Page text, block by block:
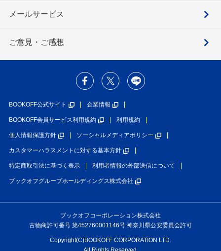
メールサービス
ご意見・ご感想
BOOKOFF公式サイト 企業情報
BOOKOFF会員サービス利用規約 利用規約
個人情報保護方針 ソーシャルメディアポリシー
カスタマーハラスメントに対する基本方針
特定商取引法に基づく表示 利用者情報の外部送信について
ブックオフグループホールディングス株式会社
ブックオフコーポレーション株式会社
古物商許可番号 第452760001146号 神奈川県公安委員会許可
Copyright(C)BOOKOFF CORPORATION LTD.